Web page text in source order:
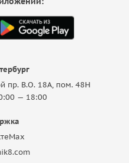
пр. В.О. 18A, пом. 48Н
— 18:00
Max